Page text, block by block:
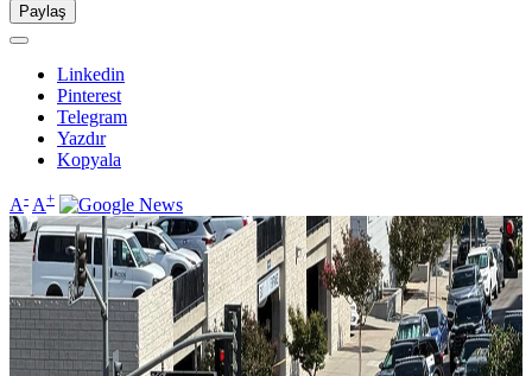
Paylaş
Linkedin
Pinterest
Telegram
Yazdır
Kopyala
A- A+